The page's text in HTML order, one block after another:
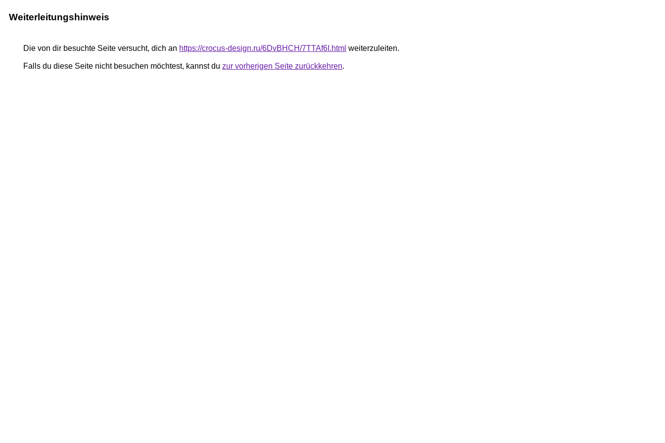
Weiterleitungshinweis
Die von dir besuchte Seite versucht, dich an https://crocus-design.ru/6DvBHCH/7TTAf6I.html weiterzuleiten.
Falls du diese Seite nicht besuchen möchtest, kannst du zur vorherigen Seite zurückkehren.